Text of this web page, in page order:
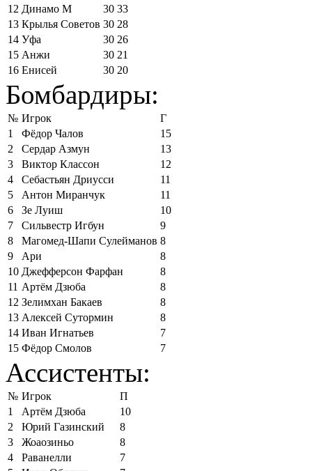
12 Динамо М 30 33
13 Крылья Советов 30 28
14 Уфа 30 26
15 Анжи 30 21
16 Енисей 30 20
Бомбардиры:
№ Игрок
Г
1
Фёдор Чалов
15
2
Сердар Азмун
13
3
Виктор Классон
12
4
Себастьян Дриусси
11
5
Антон Миранчук
11
6
Зе Луиш
10
7
Сильвестр Игбун
9
8
Магомед-Шапи Сулейманов 8
9
Ари
8
10 Джефферсон Фарфан
8
11 Артём Дзюба
8
12 Зелимхан Бакаев
8
13 Алексей Сутормин
8
14 Иван Игнатьев
7
15 Фёдор Смолов 7
Ассистенты:
№ Игрок
П
1
Артём Дзюба
10
2
Юрий Газинский
8
3
Жоаозиньо
8
4
Раванелли
7